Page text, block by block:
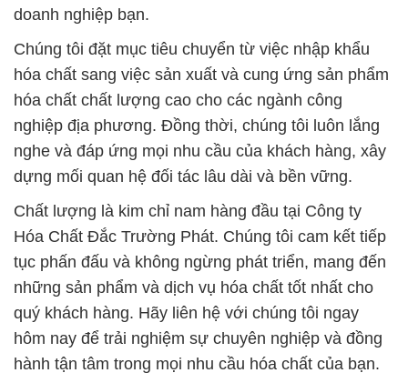
doanh nghiệp bạn.
Chúng tôi đặt mục tiêu chuyển từ việc nhập khẩu
hóa chất sang việc sản xuất và cung ứng sản phẩm
hóa chất chất lượng cao cho các ngành công
nghiệp địa phương. Đồng thời, chúng tôi luôn lắng
nghe và đáp ứng mọi nhu cầu của khách hàng, xây
dựng mối quan hệ đối tác lâu dài và bền vững.
Chất lượng là kim chỉ nam hàng đầu tại Công ty
Hóa Chất Đắc Trường Phát. Chúng tôi cam kết tiếp
tục phấn đấu và không ngừng phát triển, mang đến
những sản phẩm và dịch vụ hóa chất tốt nhất cho
quý khách hàng. Hãy liên hệ với chúng tôi ngay
hôm nay để trải nghiệm sự chuyên nghiệp và đồng
hành tận tâm trong mọi nhu cầu hóa chất của bạn.